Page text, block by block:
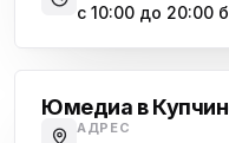
с 10:00 до 20:00
Юмедиа в
АДРЕС